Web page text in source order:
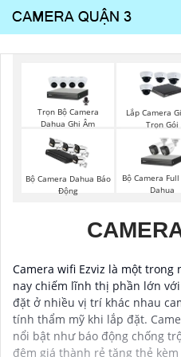
Trọn Bộ Camera
Dahua Ghi Âm
Lắp Camera
Trọn Gói
Bộ Camera Dahua Báo
Động
Bộ Camera
Dahua
Camera wifi Ezviz là một
nay chiếm lĩnh thị phần lớn
đặt ở nhiều vị trí khác nhau
tính thẩm mỹ khi lắp đặt.
nổi bật như báo động chống
đêm giá thành rẻ tặng thẻ